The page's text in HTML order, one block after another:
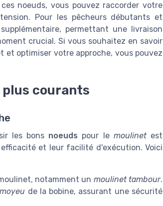
noeuds, vous pouvez raccorder votre
Pour les pêcheurs débutants et
permettant une livraison
crucial. Si vous souhaitez en savoir
et optimiser votre approche, vous pouvez
plus courants
les bons noeuds pour le moulinetest
et leur facilité d'exécution. Voici
notamment un moulinet tambour.
moyeu de la bobine, assurant une sécurité